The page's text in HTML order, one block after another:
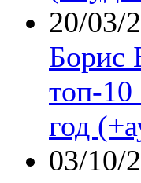
20/03/
Борис
топ-10
год
03/10/